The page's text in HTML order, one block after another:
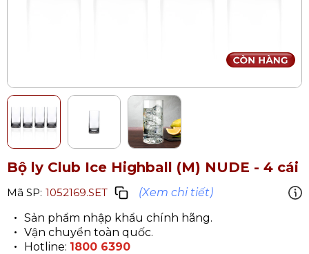
Bộ ly Club Ice Highball (M) NUDE - 4 cái
Mã SP: 1052169.SET
(Xem chi tiết)
Sản phẩm nhập khẩu chính hãng.
Vận chuyển toàn quốc.
Hotline: 1800 6390